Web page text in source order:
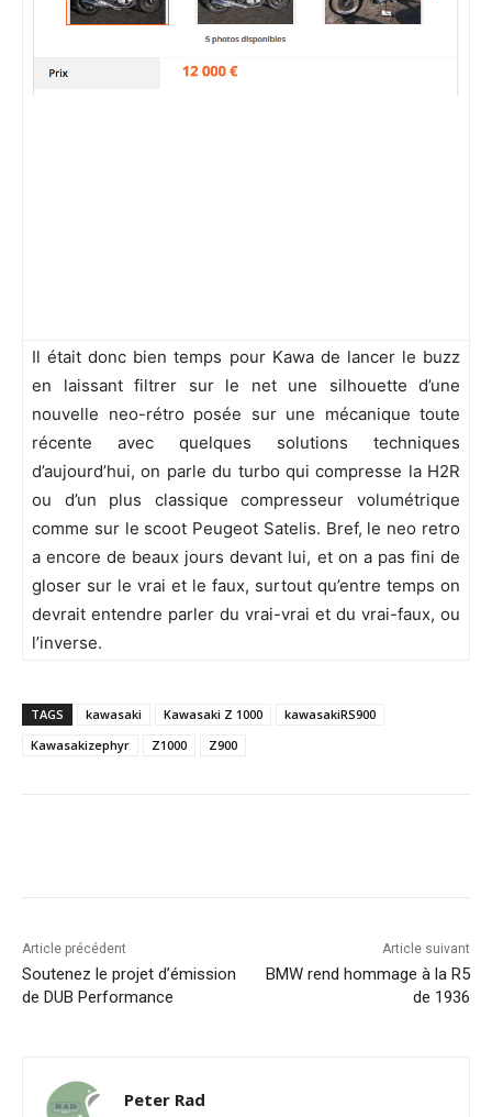
Il était donc bien temps pour Kawa de lancer le buzz
en laissant filtrer sur le net une silhouette d’une
nouvelle neo-rétro posée sur une mécanique toute
récente avec quelques solutions techniques
d’aujourd’hui, on parle du turbo qui compresse la H2R
ou d’un plus classique compresseur volumétrique
comme sur le scoot Peugeot Satelis. Bref, le neo retro
a encore de beaux jours devant lui, et on a pas fini de
gloser sur le vrai et le faux, surtout qu’entre temps on
devrait entendre parler du vrai-vrai et du vrai-faux, ou
l’inverse.
TAGS kawasaki Kawasaki Z 1000
kawasakiRS900
Kawasakizephyr
Z1000 Z900
Article précédent
Soutenez le projet d’émission
de DUB Performance
Article suivant
BMW rend hommage à la R5
de 1936
Peter Rad